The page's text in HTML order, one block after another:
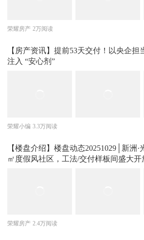
荣耀房产 2万阅读
【房产资讯】提前53天交付！以央企
注入 “安心剂”
荣耀小编 3.3万阅读
【楼盘介绍】楼盘动态20251029│新洲·
㎡度假风社区，工法/交付样板间盛大开
荣耀房产 2.4万阅读